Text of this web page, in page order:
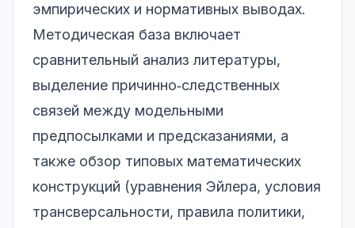
эмпирических и нормативных выводах.
Методическая база включает
сравнительный анализ литературы,
выделение причинно‑следственных
связей между модельными
предпосылками и предсказаниями, а
также обзор типовых математических
конструкций (уравнения Эйлера, условия
трансверсальности, правила политики,